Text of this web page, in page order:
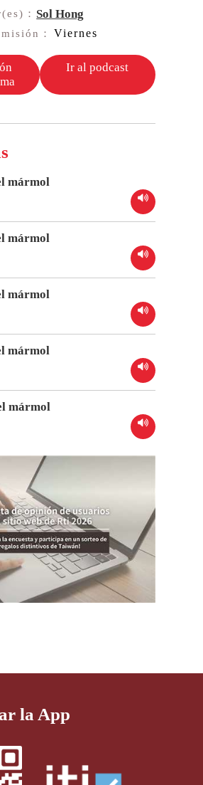
： Sol Hong
： Viernes
Ir al podcast
mármol
mármol
mármol
mármol
mármol
la App